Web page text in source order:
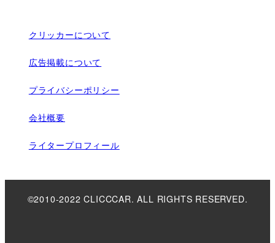
クリッカーについて
広告掲載について
プライバシーポリシー
会社概要
ライタープロフィール
©2010-2022 CLICCCAR. ALL RIGHTS RESERVED.